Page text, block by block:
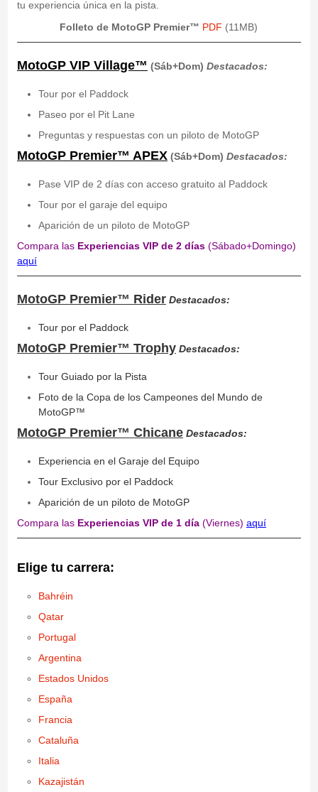
tu experiencia única en la pista.
Folleto de MotoGP Premier™ PDF (11MB)
MotoGP VIP Village™ (Sáb+Dom) Destacados:
Tour por el Paddock
Paseo por el Pit Lane
Preguntas y respuestas con un piloto de MotoGP
MotoGP Premier™ APEX (Sáb+Dom) Destacados:
Pase VIP de 2 días con acceso gratuito al Paddock
Tour por el garaje del equipo
Aparición de un piloto de MotoGP
Compara las Experiencias VIP de 2 días(Sábado+Domingo)
aquí
MotoGP Premier™ RiderDestacados:
Tour por el Paddock
MotoGP Premier™ TrophyDestacados:
Tour Guiado por la Pista
Foto de la Copa de los Campeones del Mundo de
MotoGP™
MotoGP Premier™ ChicaneDestacados:
Experiencia en el Garaje del Equipo
Tour Exclusivo por el Paddock
Aparición de un piloto de MotoGP
Compara las Experiencias VIP de 1 día(Viernes) aquí
Elige tu carrera:
Bahréin
Qatar
Portugal
Argentina
Estados Unidos
España
Francia
Cataluña
Italia
Kazajistán